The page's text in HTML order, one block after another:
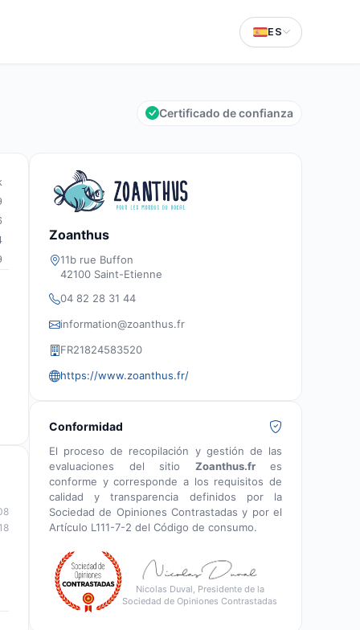
ES
Certificado de confianza
Zoanthus
11b rue Buffon
42100 Saint-Etienne
04 82 28 31 44
information@zoanthus.fr
FR21824583520
https://www.zoanthus.fr/
Conformidad
El proceso de recopilación y gestión de las
evaluaciones del sitio Zoanthus.fres
conforme y corresponde a los requisitos de
calidad y transparencia definidos por la
Sociedad de Opiniones Contrastadas y por el
Artículo L111-7-2 del Código de consumo.
Nicolas Duval, Presidente de la
Sociedad de Opiniones Contrastadas